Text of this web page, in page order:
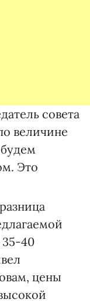
совета
величине
Это
35-40
цены